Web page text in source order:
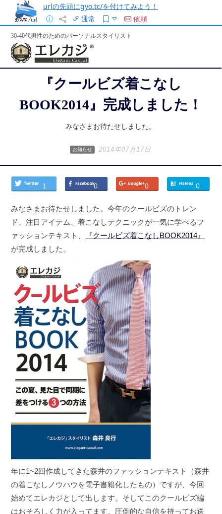
urlの先頭にgyo.tc/を付けてみよう！
通常
依頼